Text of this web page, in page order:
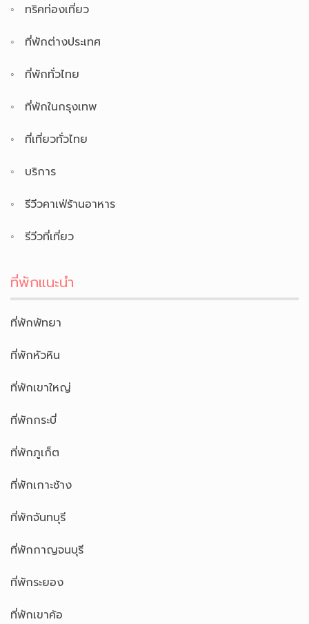
ทริคท่องเที่ยว
ที่พักต่างประเทศ
ที่พักทั่วไทย
ที่พักในกรุงเทพ
ที่เที่ยวทั่วไทย
บริการ
รีวีวคาเฟ่ร้านอาหาร
รีวีวที่เที่ยว
ที่พักแนะนำ
ที่พักพัทยา
ที่พักหัวหิน
ที่พักเขาใหญ่
ที่พักกระบี่
ที่พักภูเก็ต
ที่พักเกาะช้าง
ที่พักจันทบุรี
ที่พักกาญจนบุรี
ที่พักระยอง
ที่พักเขาค้อ